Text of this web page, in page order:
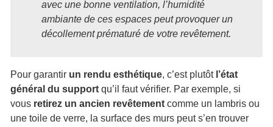
avec une bonne ventilation, l’humidité
ambiante de ces espaces peut provoquer un
décollement prématuré de votre revêtement.
Pour garantir un rendu esthétique, c’est plutôt l’état
général du support qu’il faut vérifier. Par exemple, si
vous retirez un ancien revêtement comme un lambris ou
une toile de verre, la surface des murs peut s’en trouver